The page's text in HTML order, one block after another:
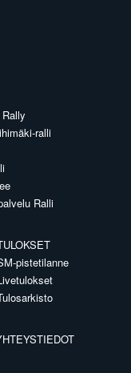
ralli
Ralli
pistetilanne